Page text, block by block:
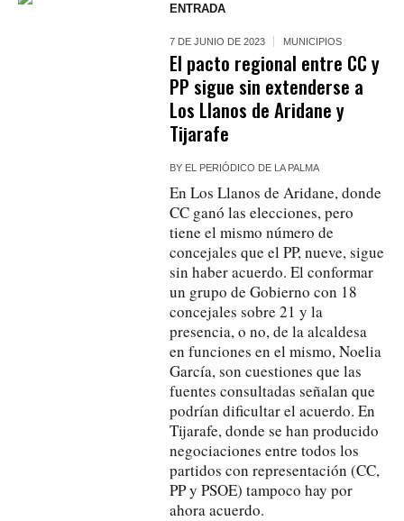
ENTRADA
7 DE JUNIO DE 2023 MUNICIPIOS
El pacto regional entre CC y
PP sigue sin extenderse a
Los Llanos de Aridane y
Tijarafe
BY EL PERIÓDICO DE LA PALMA
En Los Llanos de Aridane, donde
CC ganó las elecciones, pero
tiene el mismo número de
concejales que el PP, nueve, sigue
sin haber acuerdo. El conformar
un grupo de Gobierno con 18
concejales sobre 21 y la
presencia, o no, de la alcaldesa
en funciones en el mismo, Noelia
García, son cuestiones que las
fuentes consultadas señalan que
podrían dificultar el acuerdo. En
Tijarafe, donde se han producido
negociaciones entre todos los
partidos con representación (CC,
PP y PSOE) tampoco hay por
ahora acuerdo.